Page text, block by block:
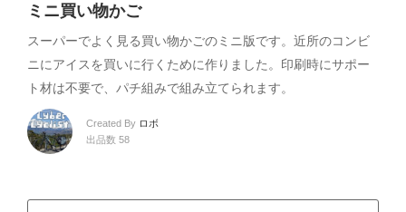
ミニ買い物かご
スーパーでよく見る買い物かごのミニ版です。近所のコンビ
ニにアイスを買いに行くために作りました。印刷時にサポー
ト材は不要で、パチ組みで組み立てられます。
Created By ロボ
出品数 58